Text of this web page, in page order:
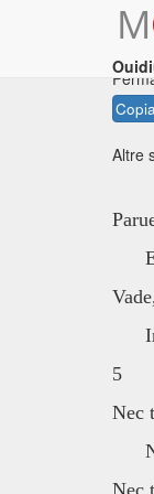
M
Altre
Ei
5
Nec
Nec